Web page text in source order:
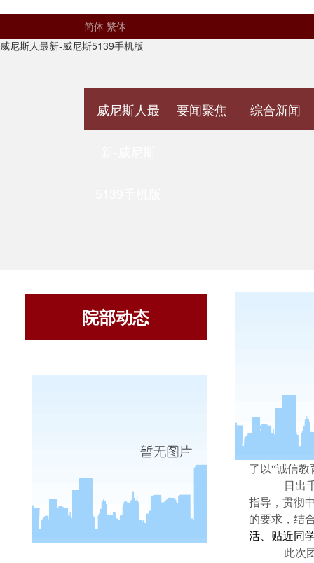
简体 繁体
威尼斯人最新-威尼斯5139手机版
威尼斯人最 要闻聚焦 综合新闻
院部动态
为迎接“
了以“诚信
日出
指导，贯彻
的要求，结
活、贴近同
此次